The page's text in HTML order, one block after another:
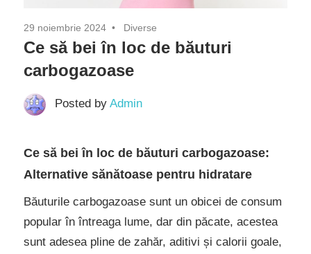
29 noiembrie 2024 Diverse
Ce să bei în loc de băuturi
carbogazoase
Posted by Admin
Ce să bei în loc de băuturi carbogazoase:
Alternative sănătoase pentru hidratare
Băuturile carbogazoase sunt un obicei de consum
popular în întreaga lume, dar din păcate, acestea
sunt adesea pline de zahăr, aditivi și calorii goale,